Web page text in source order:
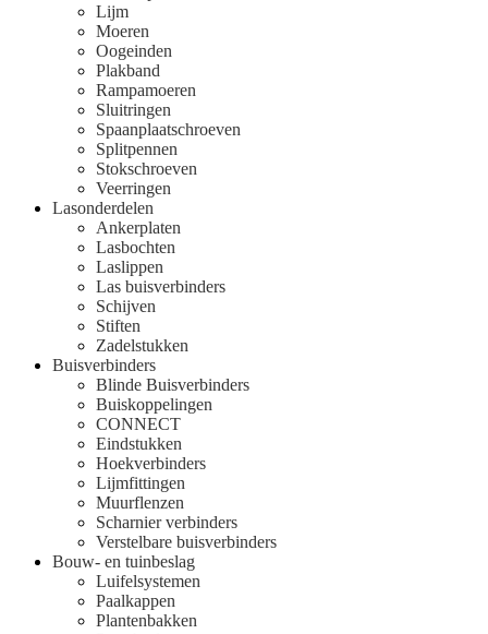
Lijm
Moeren
Oogeinden
Plakband
Rampamoeren
Sluitringen
Spaanplaatschroeven
Splitpennen
Stokschroeven
Veerringen
Lasonderdelen
Ankerplaten
Lasbochten
Laslippen
Las buisverbinders
Schijven
Stiften
Zadelstukken
Buisverbinders
Blinde Buisverbinders
Buiskoppelingen
CONNECT
Eindstukken
Hoekverbinders
Lijmfittingen
Muurflenzen
Scharnier verbinders
Verstelbare buisverbinders
Bouw- en tuinbeslag
Luifelsystemen
Paalkappen
Plantenbakken